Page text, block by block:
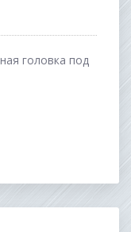
головка под